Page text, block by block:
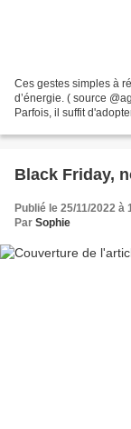
Ces gestes simples à
d’énergie. ( source
Parfois, il suffit
Black Friday,
Publié le 25/11/2022 à
Par Sophie